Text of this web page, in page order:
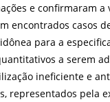
e confirmaram a
encontrados casos
para a
a serem
ineficiente e
representados pela